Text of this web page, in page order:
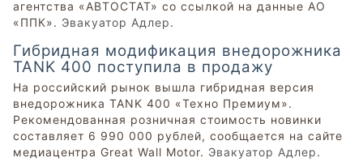
агентства «АВТОСТАТ» со ссылкой на данные АО
«ППК». Эвакуатор Адлер.
Гибридная модификация внедорожника
TANK 400 поступила в продажу
На российский рынок вышла гибридная версия
внедорожника TANK 400 «Техно Премиум».
Рекомендованная розничная стоимость новинки
составляет 6 990 000 рублей, сообщается на сайте
медиацентра Great Wall Motor. Эвакуатор Адлер.